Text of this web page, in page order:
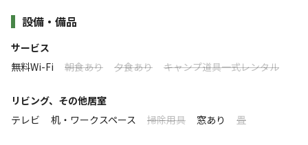
ん。
＜基本宿泊料金について＞
表記の宿泊料金は基本2名様ご利用時の料金となります。
すしております。
予めご理解・ご了承のうえご予約ください。
設備・備品
サービス
無料Wi-Fi
朝食あり 夕食あり キャンプ道具一式レンタル
リビング、その他居室
テレビ
机・ワークスペース 掃除用具 窓あり 畳
カップルや友人など少人数から最大6名まで宿泊可能で
す。
【※4名まではドーム内のみのご利用となります。5名以上
テラスには簡易キッチンを設備、簡単なお料理も可能で
ロケーション